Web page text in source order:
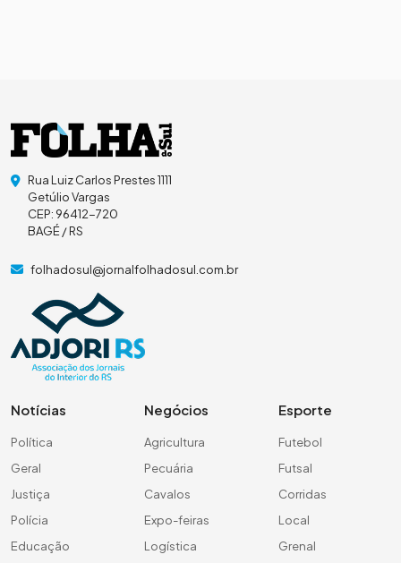
Rua Luiz Carlos Prestes 1111
Getúlio Vargas
CEP: 96412-720
BAGÉ / RS
folhadosul@jornalfolhadosul.com.br
Notícias
Política
Geral
Justiça
Polícia
Educação
Negócios
Agricultura
Pecuária
Cavalos
Expo-feiras
Logística
Esporte
Futebol
Futsal
Corridas
Local
Grenal